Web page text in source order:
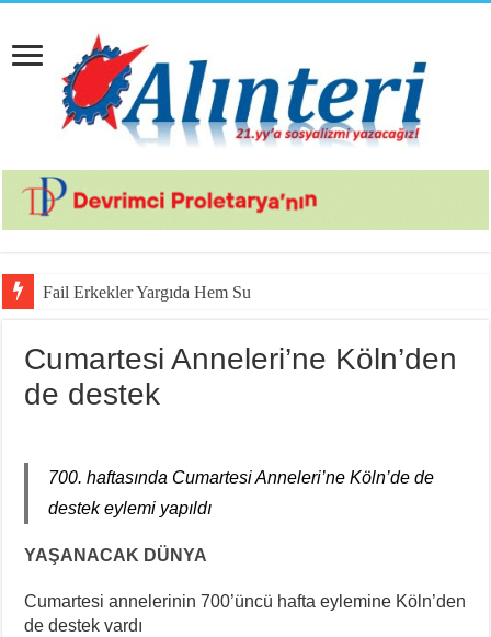
Fail Erkekler Yargıda Hem Suçlu Hem Güçlü
Cumartesi Anneleri’ne Köln’den
de destek
700. haftasında Cumartesi Anneleri’ne Köln’de de
destek eylemi yapıldı
YAŞANACAK DÜNYA
Cumartesi annelerinin 700’üncü hafta eylemine Köln’den
de destek vardı